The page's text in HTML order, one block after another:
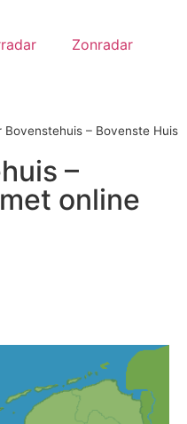
Zonradar
Bovenstehuis – Bovenste Huis
–
online